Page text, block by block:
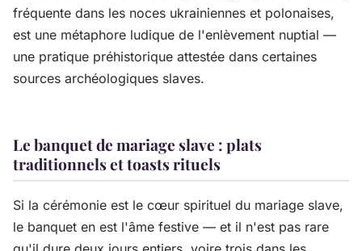
fréquente dans les noces ukrainiennes et polonaises,
est une métaphore ludique de l'enlèvement nuptial —
une pratique préhistorique attestée dans certaines
sources archéologiques slaves.
Le banquet de mariage slave : plats
traditionnels et toasts rituels
Si la cérémonie est le cœur spirituel du mariage slave,
le banquet en est l'âme festive — et il n'est pas rare